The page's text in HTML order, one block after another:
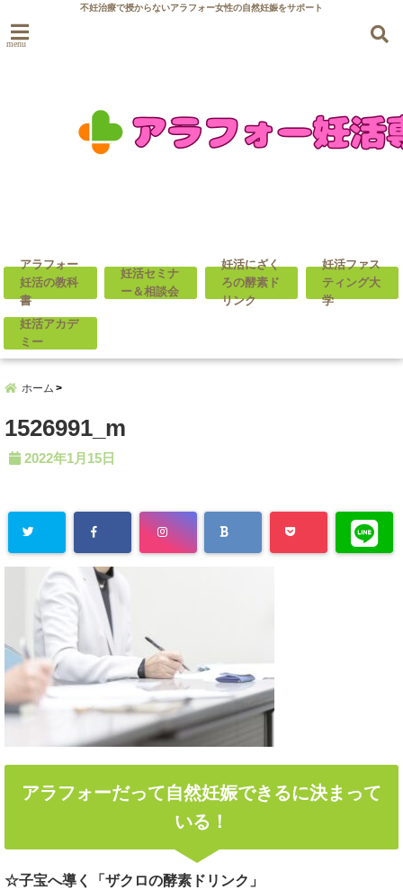
不妊治療で授からないアラフォー女性の自然妊娠をサポート
menu
アラフォー
妊活の教科
書
妊活セミナ
ー＆相談会
妊活にざく
ろの酵素ド
リンク
妊活ファス
ティング大
学
妊活アカデ
ミー
ホーム
1526991_m
2022年1月15日
アラフォーだって自然妊娠できるに決まって
いる！
☆子宝へ導く「ザクロの酵素ドリンク」